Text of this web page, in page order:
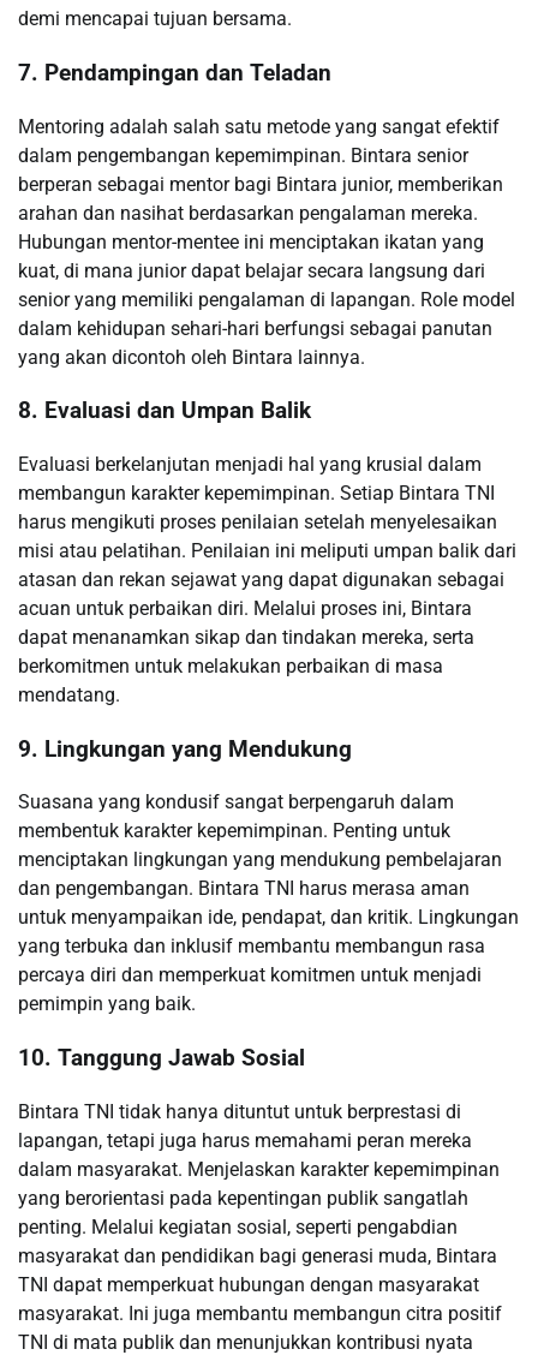
demi mencapai tujuan bersama.
7. Pendampingan dan Teladan
Mentoring adalah salah satu metode yang sangat efektif
dalam pengembangan kepemimpinan. Bintara senior
berperan sebagai mentor bagi Bintara junior, memberikan
arahan dan nasihat berdasarkan pengalaman mereka.
Hubungan mentor-mentee ini menciptakan ikatan yang
kuat, di mana junior dapat belajar secara langsung dari
senior yang memiliki pengalaman di lapangan. Role model
dalam kehidupan sehari-hari berfungsi sebagai panutan
yang akan dicontoh oleh Bintara lainnya.
8. Evaluasi dan Umpan Balik
Evaluasi berkelanjutan menjadi hal yang krusial dalam
membangun karakter kepemimpinan. Setiap Bintara TNI
harus mengikuti proses penilaian setelah menyelesaikan
misi atau pelatihan. Penilaian ini meliputi umpan balik dari
atasan dan rekan sejawat yang dapat digunakan sebagai
acuan untuk perbaikan diri. Melalui proses ini, Bintara
dapat menanamkan sikap dan tindakan mereka, serta
berkomitmen untuk melakukan perbaikan di masa
mendatang.
9. Lingkungan yang Mendukung
Suasana yang kondusif sangat berpengaruh dalam
membentuk karakter kepemimpinan. Penting untuk
menciptakan lingkungan yang mendukung pembelajaran
dan pengembangan. Bintara TNI harus merasa aman
untuk menyampaikan ide, pendapat, dan kritik. Lingkungan
yang terbuka dan inklusif membantu membangun rasa
percaya diri dan memperkuat komitmen untuk menjadi
pemimpin yang baik.
10. Tanggung Jawab Sosial
Bintara TNI tidak hanya dituntut untuk berprestasi di
lapangan, tetapi juga harus memahami peran mereka
dalam masyarakat. Menjelaskan karakter kepemimpinan
yang berorientasi pada kepentingan publik sangatlah
penting. Melalui kegiatan sosial, seperti pengabdian
masyarakat dan pendidikan bagi generasi muda, Bintara
TNI dapat memperkuat hubungan dengan masyarakat
masyarakat. Ini juga membantu membangun citra positif
TNI di mata publik dan menunjukkan kontribusi nyata